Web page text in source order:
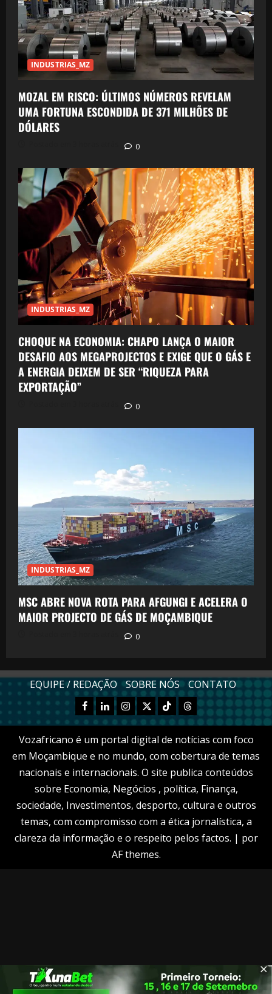
INDUSTRIAS_MZ
MOZAL EM RISCO: ÚLTIMOS NÚMEROS REVELAM
UMA FORTUNA ESCONDIDA DE 371 MILHÕES DE
DÓLARES
0
INDUSTRIAS_MZ
CHOQUE NA ECONOMIA: CHAPO LANÇA O MAIOR
DESAFIO AOS MEGAPROJECTOS E EXIGE QUE O GÁS E
A ENERGIA DEIXEM DE SER “RIQUEZA PARA
EXPORTAÇÃO”
0
INDUSTRIAS_MZ
MSC ABRE NOVA ROTA PARA AFGUNGI E ACELERA O
MAIOR PROJECTO DE GÁS DE MOÇAMBIQUE
0
EQUIPE / REDAÇÃO SOBRE NÓS CONTATO
Facebook
LinkednInstagram
X TikTokThreads
Vozafricano é um portal digital de notícias com foco
em Moçambique e no mundo, com cobertura de temas
nacionais e internacionais. O site publica conteúdos
sobre Economia, Negócios , política, Finança,
sociedade, Investimentos, desporto, cultura e outros
temas, com compromisso com a ética jornalística, a
clareza da informação e o respeito pelos factos. | por
AF themes.